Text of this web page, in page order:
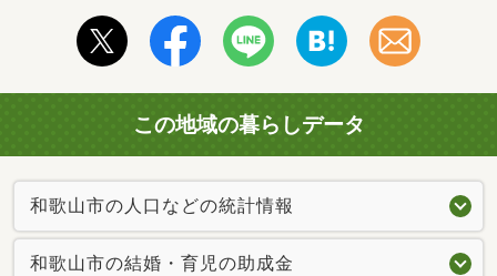
この地域の暮らしデータ
和歌山市の人口などの統計情報
和歌山市の結婚・育児の助成金